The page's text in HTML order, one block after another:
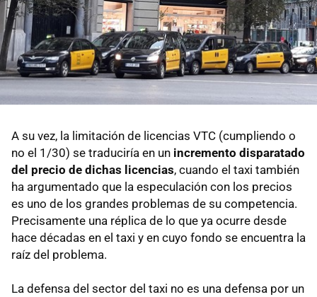
A su vez, la limitación de licencias VTC (cumpliendo o
no el 1/30) se traduciría en un incremento disparatado
del precio de dichas licencias, cuando el taxi también
ha argumentado que la especulación con los precios
es uno de los grandes problemas de su competencia.
Precisamente una réplica de lo que ya ocurre desde
hace décadas en el taxi y en cuyo fondo se encuentra la
raíz del problema.
La defensa del sector del taxi no es una defensa por un